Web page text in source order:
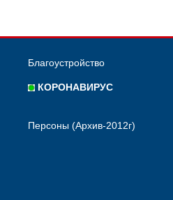
Благоустройство
КОРОНАВИРУС
Персоны (Архив-2012г)